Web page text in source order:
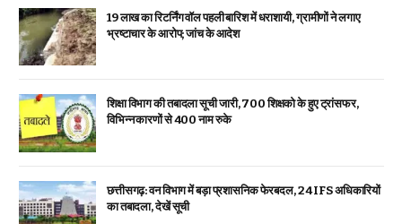
19 लाख का रिटर्निंग वॉल पहली बारिश में धराशायी, ग्रामीणों ने लगाए
भ्रष्टाचार के आरोप; जांच के आदेश
शिक्षा विभाग की तबादला सूची जारी, 700 शिक्षको के हुए ट्रांसफर,
विभिन्न कारणों से 400 नाम रुके
छत्तीसगढ़: वन विभाग में बड़ा प्रशासनिक फेरबदल, 24 IFS अधिकारियों
का तबादला, देखें सूची